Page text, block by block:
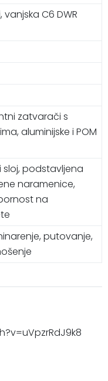
vanjska C6 DWR
zatvarači s
aluminijske i POM
podstavljena
naramenice,
na
putovanje,